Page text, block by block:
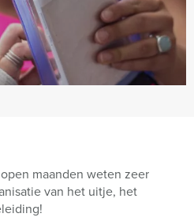
maanden weten zeer
van het uitje, het